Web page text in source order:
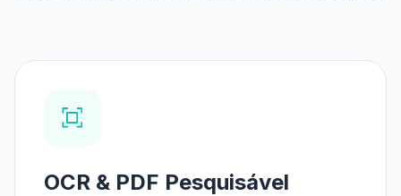
OCR & PDF Pesquisável